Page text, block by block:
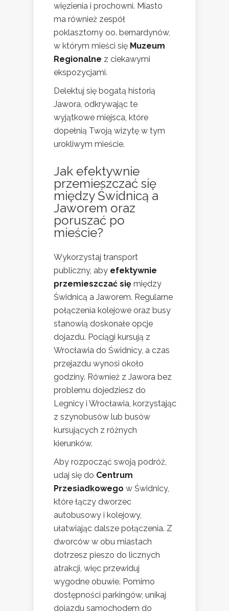
więzienia i prochowni. Miasto
ma również zespół
poklasztorny oo. bernardynów,
w którym mieści się Muzeum
Regionalne z ciekawymi
ekspozycjami.
Delektuj się bogatą historią
Jawora, odkrywając te
wyjątkowe miejsca, które
dopełnią Twoją wizytę w tym
urokliwym mieście.
Jak efektywnie
przemieszczać się
między Świdnicą a
Jaworem oraz
poruszać po
mieście?
Wykorzystaj transport
publiczny, aby efektywnie
przemieszczać się między
Świdnicą a Jaworem. Regularne
połączenia kolejowe oraz busy
stanowią doskonałe opcje
dojazdu. Pociągi kursują z
Wrocławia do Świdnicy, a czas
przejazdu wynosi około
godziny. Również z Jawora bez
problemu dojedziesz do
Legnicy i Wrocławia, korzystając
z szynobusów lub busów
kursujących z różnych
kierunków.
Aby rozpocząć swoją podróż,
udaj się do Centrum
Przesiadkowego w Świdnicy,
które łączy dworzec
autobusowy i kolejowy,
ułatwiając dalsze połączenia. Z
dworców w obu miastach
dotrzesz pieszo do licznych
atrakcji, więc przewiduj
wygodne obuwie. Pomimo
dostępności parkingów, unikaj
dojazdu samochodem do